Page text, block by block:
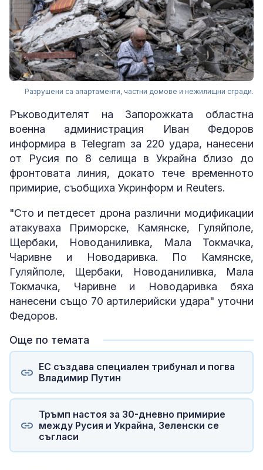
Разрушени са апартаменти, частни домове и нежилищни сгради.
Ръководителят на Запорожката областна
военна администрация Иван Федоров
информира в Telegram за 220 удара, нанесени
от Русия по 8 селища в Украйна близо до
фронтовата линия, докато тече временното
примирие, съобщиха Укринформ и Reuters.
"Сто и петдесет дрона различни модификации
атакуваха Приморске, Камянске, Гуляйполе,
Щербаки, Новоданиливка, Мала Токмачка,
Чаривне и Новодаривка. По Камянске,
Гуляйполе, Щербаки, Новоданиливка, Мала
Токмачка, Чаривне и Новодаривка бяха
нанесени също 70 артилерийски удара" уточни
Федоров.
Още по темата
ЕС създава специален трибунал и погва
Владимир Путин
Тръмп настоя за 30-дневно примирие
между Русия и Украйна, Зеленски се
съгласи